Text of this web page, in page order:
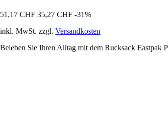
51,17 CHF 35,27 CHF -31%
inkl. MwSt. zzgl. Versandkosten
Beleben Sie Ihren Alltag mit dem Rucksack Eastpak